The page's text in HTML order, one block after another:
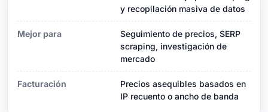
y recopilación masiva de datos
Mejor para
Seguimiento de precios, SERP
scraping, investigación de
mercado
Facturación
Precios asequibles basados ​​en
IP recuento o ancho de banda